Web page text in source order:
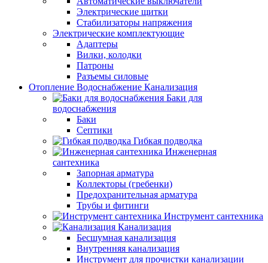
Электрические щитки
Стабилизаторы напряжения
Электрические комплектующие
Адаптеры
Вилки, колодки
Патроны
Разъемы силовые
Отопление Водоснабжение Канализация
Баки для
водоснабжения
Баки
Септики
Гибкая подводка
Инженерная
сантехника
Запорная арматура
Коллекторы (гребенки)
Предохранительная арматура
Трубы и фитинги
Инструмент сантехника
Канализация
Бесшумная канализация
Внутренняя канализация
Инструмент для прочистки канализации